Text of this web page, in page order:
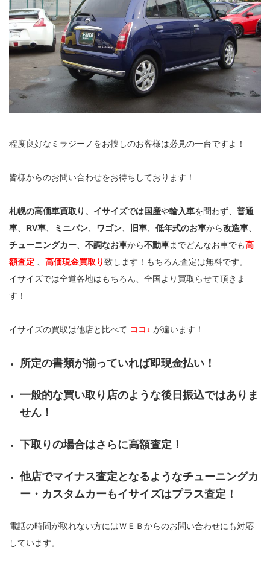
程度良好なミラジーノをお捜しのお客様は必見の一台ですよ！
皆様からのお問い合わせをお待ちしております！
札幌の高価車買取り、イサイズでは国産や輸入車を問わず、 普通
車
RV車 ミニバン ワゴン 旧車 低年式のお車から改造車
チューニングカー
不調なお車から不動車までどんなお車でも高
額査定
高価現金買取り致します！もちろん査定は無料です。
イサイズでは全道各地はもちろん、全国より買取らせて頂きま
す！
イサイズの買取は他店と比べて ココ↓ が違います！
所定の書類が揃っていれば即現金払い！
一般的な買い取り店のような後日振込ではありま
せん！
下取りの場合はさらに高額査定！
他店でマイナス査定となるようなチューニングカ
ー・カスタムカーもイサイズはプラス査定！
電話の時間が取れない方にはＷＥＢからのお問い合わせにも対応
しています。